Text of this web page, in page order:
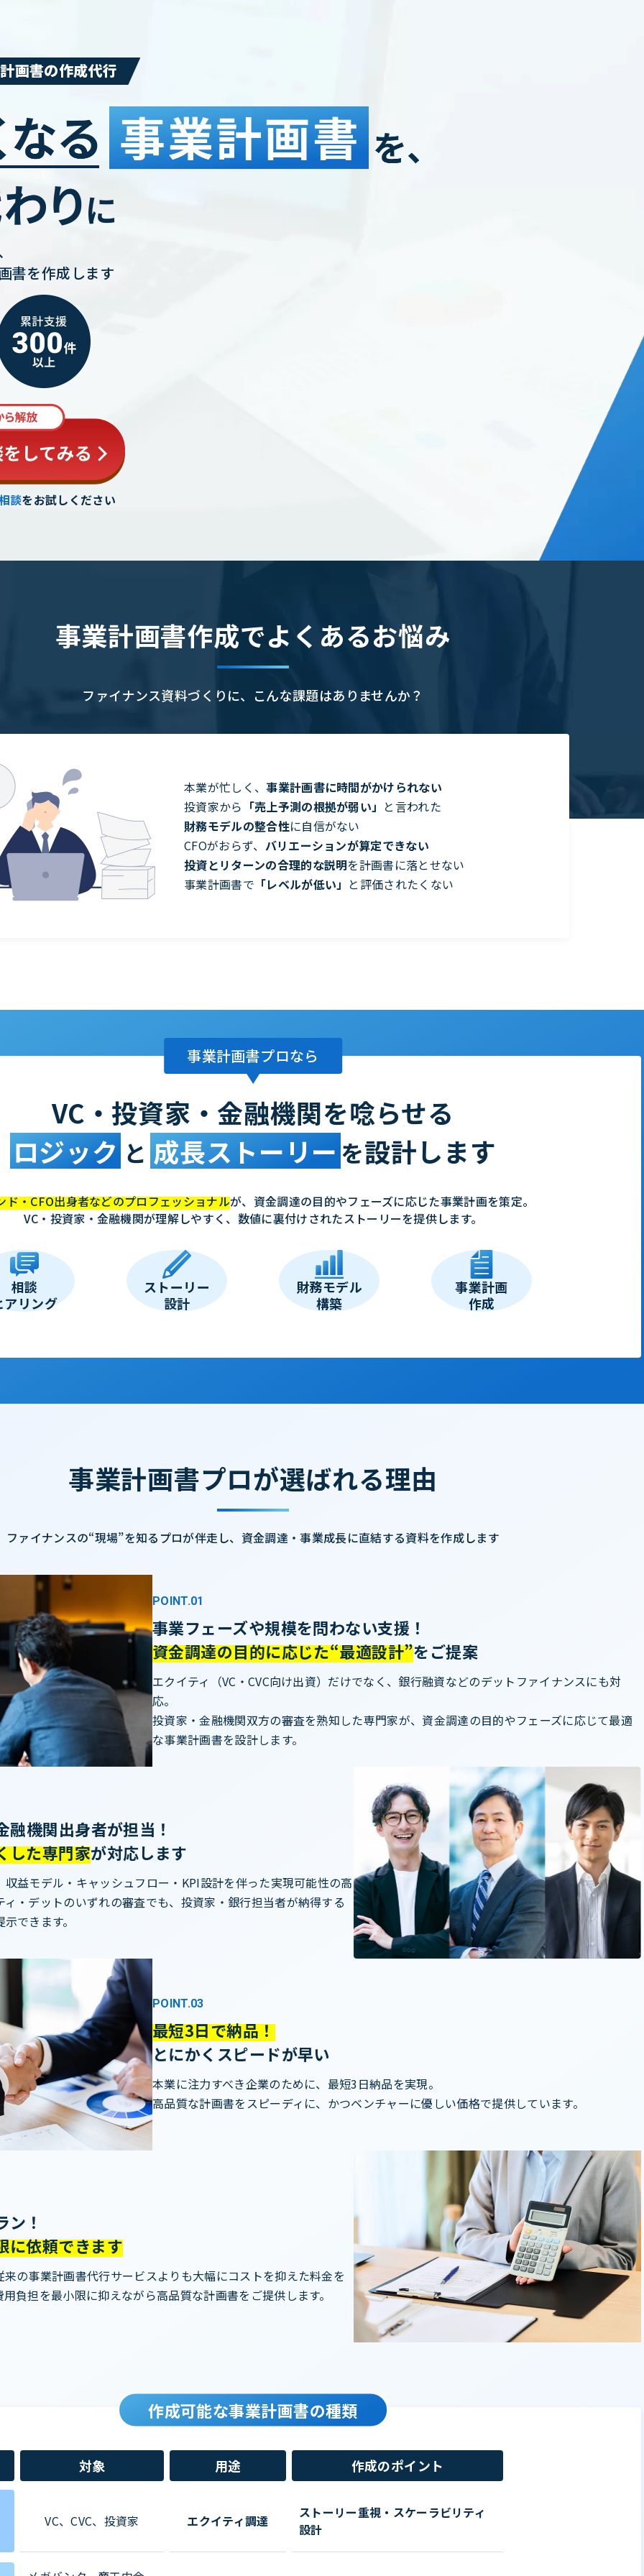
画書の作成代行
書を作成します
談をお試しください
事業計画書作成でよくあるお悩み
ファイナンス資料づくりに、 こんな課題はありませんか？
本業が忙しく、事業計画書に時間がかけられない
投資家から 「売上予測の根拠が弱い」 と言われた
財務モデルの整合性に自信がない
CFOがおらず、 バリエーションが算定できない
投資とリターンの合理的な説明を計画書に落とせない
事業計画書で 「レベルが低い」 と評価されたくない
事業計画書プロなら
VC・投資家・金融機関を唸らせる
ロジック と 成長ストーリー を設計します
ド・CFO出身者などのプロフェッショナルが、資金調達の目的やフェーズに応じた事業計画を策定。
VC・投資家・金融機関が理解しやすく、数値に裏付けされたストーリーを提供します。
相談
アリング
ストーリー
設計
財務モデル
構築
事業計画
作成
事業計画書プロが選ばれる理由
ファイナンスの“現場”を知るプロが伴走し、 資金調達・事業成長に直結する資料を作成します
POINT.01
事業フェーズや規模を問わない支援！
資金調達の目的に応じた“最適設計”をご提案
エクイティ（VC・CVC向け出資）だけでなく、銀行融資などのデットファイナンスにも対
応。
投資家・金融機関双方の審査を熟知した専門家が、資金調達の目的やフェーズに応じて最適
な事業計画書を設計します。
融機関出身者が担当！
した専門家が対応します
益モデル・キャッシュフロー・KPI設計を伴った実現可能性の高
・デットのいずれの審査でも、投資家・銀行担当者が納得する
できます。
POINT.03
最短3日で納品！
とにかくスピードが早い
本業に注力すべき企業のために、最短3日納品を実現。
高品質な計画書をスピーディに、かつベンチャーに優しい価格で提供しています。
！
に依頼できます
の事業計画書代行サービスよりも大幅にコストを抑えた料金を
負担を最小限に抑えながら高品質な計画書をご提供します。
作成可能な事業計画書の種類
対象 用途 作成のポイント
VC、CVC、投資家 エクイティ調達
ストーリー重視・スケーラビリティ
設計